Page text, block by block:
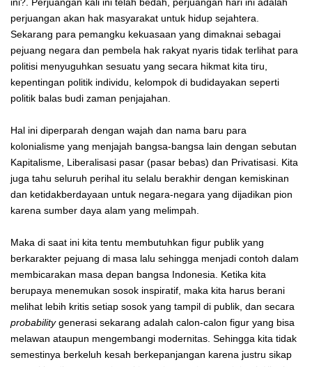
perjuangan akan hak masyarakat untuk hidup sejahtera.
Sekarang para pemangku kekuasaan yang dimaknai sebagai
pejuang negara dan pembela hak rakyat nyaris tidak terlihat para
politisi menyuguhkan sesuatu yang secara hikmat kita tiru,
kepentingan politik individu, kelompok di budidayakan seperti
politik balas budi zaman penjajahan.
Hal ini diperparah dengan wajah dan nama baru para
kolonialisme yang menjajah bangsa-bangsa lain dengan sebutan
Kapitalisme, Liberalisasi pasar (pasar bebas) dan Privatisasi. Kita
juga tahu seluruh perihal itu selalu berakhir dengan kemiskinan
dan ketidakberdayaan untuk negara-negara yang dijadikan pion
karena sumber daya alam yang melimpah.
Maka di saat ini kita tentu membutuhkan figur publik yang
berkarakter pejuang di masa lalu sehingga menjadi contoh dalam
membicarakan masa depan bangsa Indonesia. Ketika kita
berupaya menemukan sosok inspiratif, maka kita harus berani
melihat lebih kritis setiap sosok yang tampil di publik, dan secara
probabilitygenerasi sekarang adalah calon-calon figur yang bisa
melawan ataupun mengembangi modernitas. Sehingga kita tidak
semestinya berkeluh kesah berkepanjangan karena justru sikap